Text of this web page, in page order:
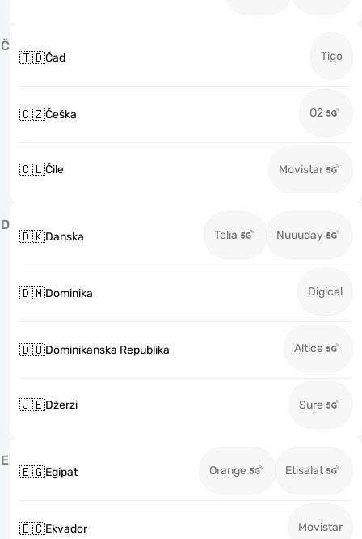
Č
🇹🇩Čad Tigo
🇨🇿Češka O2
🇨🇱Čile Movistar
D
🇩🇰Danska Telia Nuuuday
🇩🇲Dominika Digicel
🇩🇴Dominikanska Republika Altice
🇯🇪Džerzi Sure
E
🇪🇬Egipat Orange Etisalat
🇪🇨Ekvador Movistar